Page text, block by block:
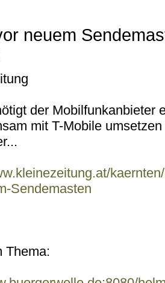
neuem
der Mobilfunkanbieter
mit T-Mobile
Sendemasten
Thema: